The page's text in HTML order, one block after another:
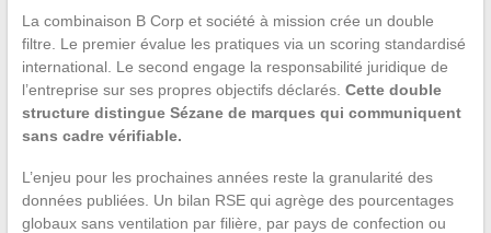
La combinaison B Corp et société à mission crée un double
filtre. Le premier évalue les pratiques via un scoring standardisé
international. Le second engage la responsabilité juridique de
l’entreprise sur ses propres objectifs déclarés. Cette double
structure distingue Sézane de marques qui communiquent
sans cadre vérifiable.
L’enjeu pour les prochaines années reste la granularité des
données publiées. Un bilan RSE qui agrège des pourcentages
globaux sans ventilation par filière, par pays de confection ou